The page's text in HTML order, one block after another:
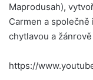
Maprodusah),
Carmen a
chytlavou a
https://